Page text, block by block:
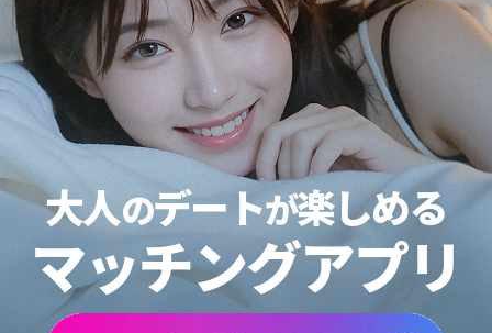
大人のデートが楽しめる
マッチングアプリ